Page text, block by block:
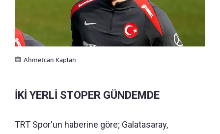
Ahmetcan Kaplan
İKİ YERLİ STOPER GÜNDEMDE
TRT Spor'un haberine göre; Galatasaray,